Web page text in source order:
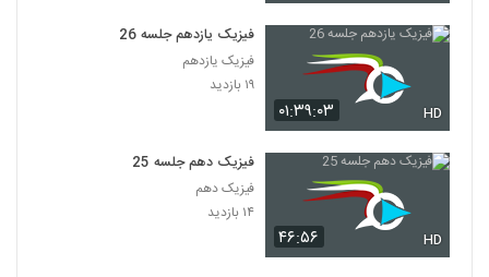
۰۱:۳۹:۰۳ HD
فیزیک یازدهم جلسه 26
فیزیک یازدهم
۱۹ بازدید
۴۶:۵۶ HD
فیزیک دهم جلسه 25
فیزیک دهم
۱۴ بازدید